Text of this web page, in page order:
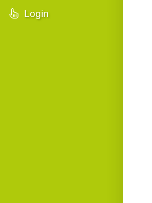
Login